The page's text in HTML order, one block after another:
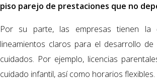
piso parejo de prestaciones que no
Por su parte, las empresas tienen la
lineamientos claros para el desarrollo
cuidados. Por ejemplo, licencias
cuidado infantil, así como horarios flexibles.